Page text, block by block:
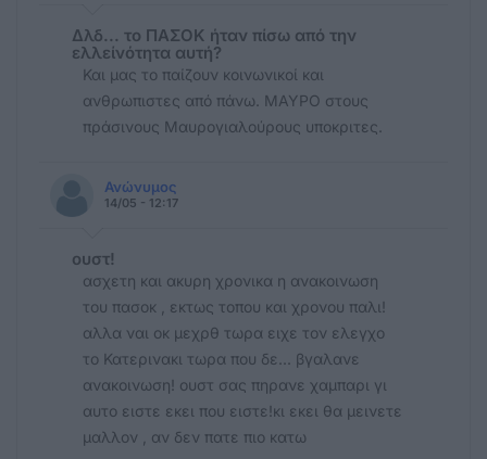
Δλδ... το ΠΑΣΟΚ ήταν πίσω από την
ελλείνότητα αυτή?
Και μας το παίζουν κοινωνικοί και
ανθρωπιστες από πάνω. ΜΑΥΡΟ στους
πράσινους Μαυρογιαλούρους υποκριτες.
Ανώνυμος
14/05 - 12:17
ουστ!
ασχετη και ακυρη χρονικα η ανακοινωση
του πασοκ , εκτως τοπου και χρονου παλι!
αλλα ναι οκ μεχρθ τωρα ειχε τον ελεγχο
το Κατερινακι τωρα που δε... βγαλανε
ανακοινωση! ουστ σας πηρανε χαμπαρι γι
αυτο ειστε εκει που ειστε!κι εκει θα μεινετε
μαλλον , αν δεν πατε πιο κατω